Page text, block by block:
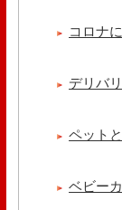
ッコラサラダを
【 平日限定ラ
京都九条ね
だれ。とろりと
コロナ
デリバ
ペット
ベビー